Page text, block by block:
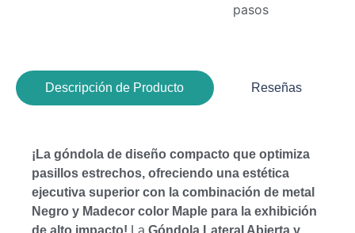
pasos
Descripción de Producto Reseñas
¡La góndola de diseño compacto que optimiza
pasillos estrechos, ofreciendo una estética
ejecutiva superior con la combinación de metal
Negro y Madecor color Maple para la exhibición
de alto impacto! La Góndola Lateral Abierta y